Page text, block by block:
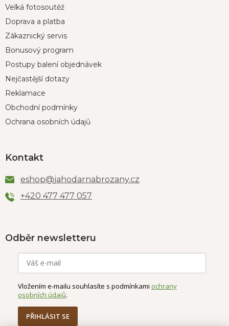
Velká fotosoutěž
Doprava a platba
Zákaznický servis
Bonusový program
Postupy balení objednávek
Nejčastější dotazy
Reklamace
Obchodní podmínky
Ochrana osobních údajů
Kontakt
eshop@jahodarnabrozany.cz
+420 477 477 057
Odběr newsletteru
Vložením e-mailu souhlasíte s podmínkami ochrany
osobních údajů.
PŘIHLÁSIT SE